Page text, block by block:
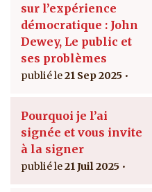
sur l’expérience
démocratique : John
Dewey, Le public et
ses problèmes
21 Sep 2025
Pourquoi je l’ai
signée et vous invite
à la signer
21 Juil 2025